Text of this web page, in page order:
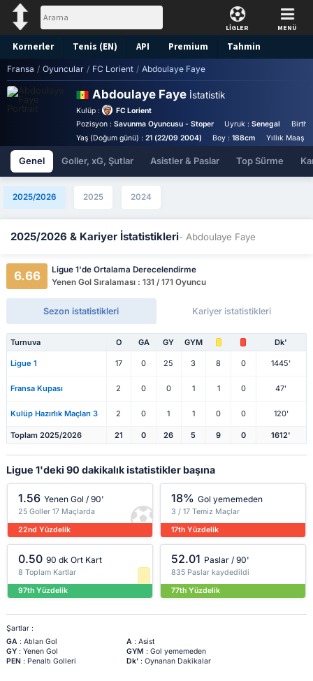
LİGLER MENÜ
Kornerler Tenis (EN) API Premium Tahmin
Fransa / Oyuncular / FC Lorient / Abdoulaye Faye
Abdoulaye Faye İstatistik
Kulüp :
FC Lorient
Pozisyon : Savunma Oyuncusu - Stoper Uyruk :Senegal
Yaş (Doğum günü) : 21 (22/09 2004) Boy :188cm Yıllık Maaş :
Genel Goller, xG, Şutlar Asistler & Paslar Top Sürme
2025/2026 2025 2024
2025/2026 & Kariyer İstatistikleri- Abdoulaye Faye
6.66
Ligue 1'de Ortalama Derecelendirme
Yenen Gol Sıralaması : 131 / 171 Oyuncu
Sezon istatistikleri Kariyer istatistikleri
Turnuva O GA GY GYM Dk'
Ligue 1 17 0 25 3 8 0 1445'
Fransa Kupası 2 0 0 1 1 0 47'
Kulüp Hazırlık Maçları 3 2 0 1 1 0 0 120'
Toplam 2025/2026 21 0 26 5 9 0 1612'
Ligue 1'deki 90 dakikalık istatistikler başına
1.56 Yenen Gol / 90'
25 Goller 17 Maçlarda
22nd Yüzdelik
18% Gol yememeden
3 / 17 Temiz Maçlar
17th Yüzdelik
0.50 90 dk Ort Kart
8 Toplam Kartlar
97th Yüzdelik
52.01 Paslar / 90'
835 Paslar kaydedildi
77th Yüzdelik
Şartlar :
GA: Atılan Gol A: Asist
GY: Yenen Gol GYM : Gol yememeden
PEN: Penaltı Golleri Dk': Oynanan Dakikalar